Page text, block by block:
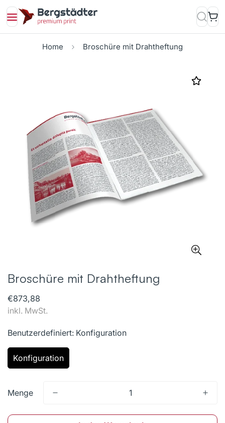
Home Broschüre mit Drahtheftung
Broschüre mit Drahtheftung
Regulärer
Preis
€873,88
inkl. MwSt.
Benutzerdefiniert: Konfiguration
Konfiguration
Menge